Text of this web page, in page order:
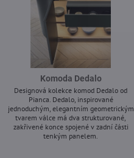
Komoda Dedalo
Designová kolekce komod Dedalo od
Pianca. Dedalo, inspirované
jednoduchým, elegantním geometrickým
tvarem válce má dva strukturované,
zakřivené konce spojené v zadní části
tenkým panelem.